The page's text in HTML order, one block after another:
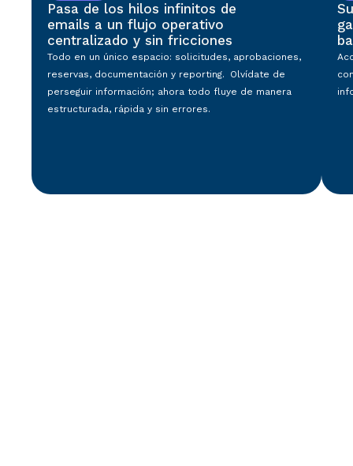
Pasa de los hilos infinitos de
emails a un flujo operativo
centralizado y sin fricciones
Todo en un único espacio: solicitudes, aprobaciones,
reservas, documentación y reporting. Olvídate de
perseguir información; ahora todo fluye de manera
estructurada, rápida y sin errores.